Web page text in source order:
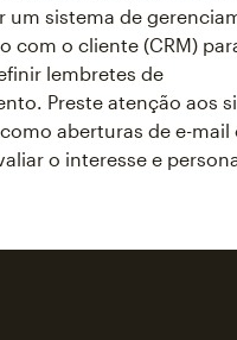
um sistema de
com o cliente (CRM)
lembretes de
Preste atenção aos
aberturas de e-mail
o interesse e